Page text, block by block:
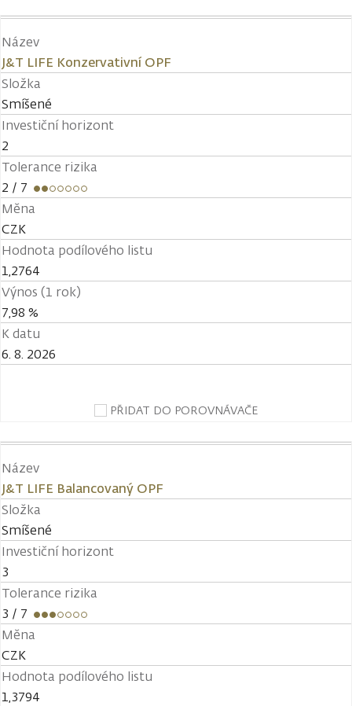
Název
J&T LIFE Konzervativní OPF
Složka
Smíšené
Investiční horizont
2
Tolerance rizika
2 / 7
Měna
CZK
Hodnota podílového listu
1,2764
Výnos (1 rok)
7,98 %
K datu
6. 8. 2026
PŘIDAT DO POROVNÁVAČE
Název
J&T LIFE Balancovaný OPF
Složka
Smíšené
Investiční horizont
3
Tolerance rizika
3 / 7
Měna
CZK
Hodnota podílového listu
1,3794